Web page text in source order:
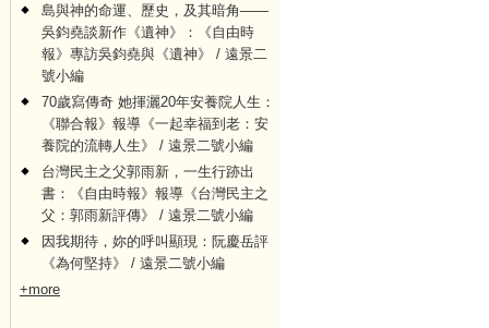
島與神的命運、歷史，及其暗角——
吳鈞堯談新作《遺神》：《自由時
報》專訪吳鈞堯與《遺神》 / 遠景二
號小編
70歲寫傳奇 她揮灑20年安養院人生：
《聯合報》報導《一起幸福到老：安
養院的流轉人生》 / 遠景二號小編
台灣民主之父郭雨新，一生行跡出
書：《自由時報》報導《台灣民主之
父：郭雨新評傳》 / 遠景二號小編
因我期待，妳的呼叫顯現：阮慶岳評
《為何堅持》 / 遠景二號小編
+more